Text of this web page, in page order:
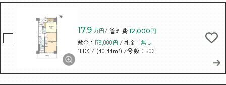
17.9 万円/ 管理費 12,000円
敷金：179,000円 / 礼金： 無し
1LDK / (40.44m²) /号数：502